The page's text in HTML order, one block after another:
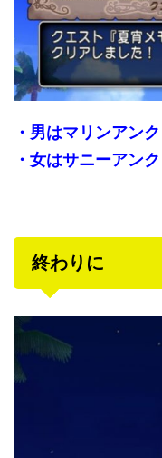
・男はマリンアン
・女はサニーアン
終わりに